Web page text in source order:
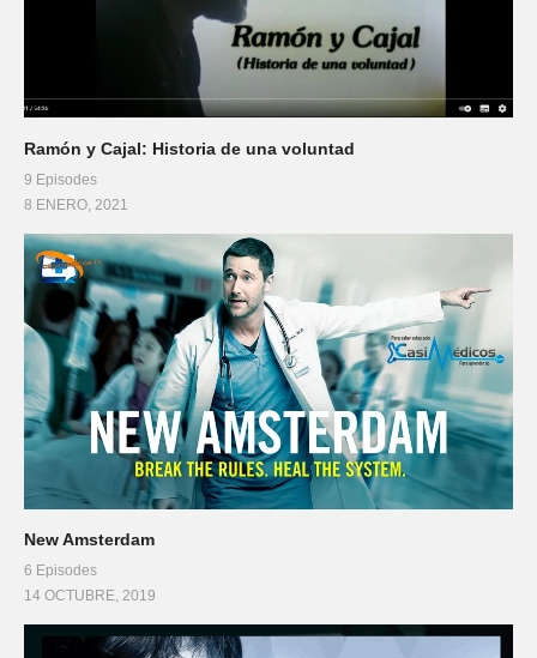
Ramón y Cajal: Historia de una voluntad
9 Episodes
8 ENERO, 2021
New Amsterdam
6 Episodes
14 OCTUBRE, 2019